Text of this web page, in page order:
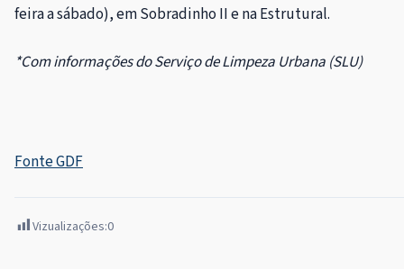
feira a sábado), em Sobradinho II e na Estrutural.
*Com informações do Serviço de Limpeza Urbana (SLU)
Fonte GDF
Vizualizações:0